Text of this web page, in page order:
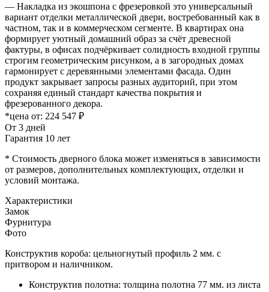
— Накладка из экошпона с фрезеровкой это универсальный
вариант отделки металлической двери, востребованный как в
частном, так и в коммерческом сегменте. В квартирах она
формирует уютный домашний образ за счёт древесной
фактуры, в офисах подчёркивает солидность входной группы
строгим геометрическим рисунком, а в загородных домах
гармонирует с деревянными элементами фасада. Один
продукт закрывает запросы разных аудиторий, при этом
сохраняя единый стандарт качества покрытия и
фрезерованного декора.
*цена от: 224 547 ₽
От 3 дней
Гарантия 10 лет
* Стоимость дверного блока может изменяться в зависимости
от размеров, дополнительных комплектующих, отделки и
условий монтажа.
Характеристики
Замок
Фурнитура
Фото
Конструктив короба: цельногнутый профиль 2 мм. с
притвором и наличником.
Конструктив полотна: толщина полотна 77 мм. из листа